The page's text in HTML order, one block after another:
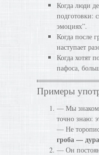
Когда люди
подготовки:
эмоциях”.
Когда после
наступает
Когда хотят
пафоса,
Примеры
— Мы
точно знаю:
— Не
гроба —
— Он